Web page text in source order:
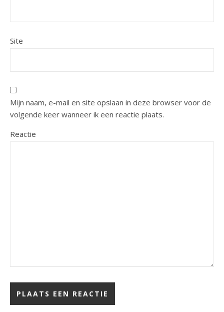
Site
Mijn naam, e-mail en site opslaan in deze browser voor de
volgende keer wanneer ik een reactie plaats.
Reactie